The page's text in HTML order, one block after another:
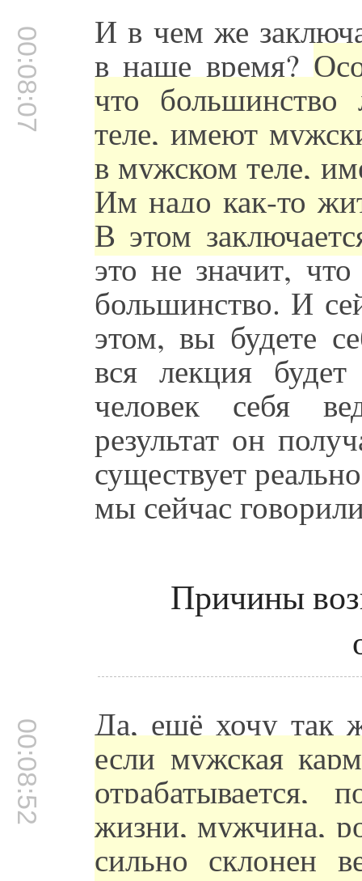
00:08:07 И в чем же
в наше время?
что
теле, имеют
в мужском теле,
Им надо как-то
В этом
это не значит,
большинство. И
этом, вы будете
вся лекция
человек себя
результат он
существует
мы сейчас
Причины
00:08:52 Да, ещё хочу так
если мужская
жизни, мужчина,
сильно склонен